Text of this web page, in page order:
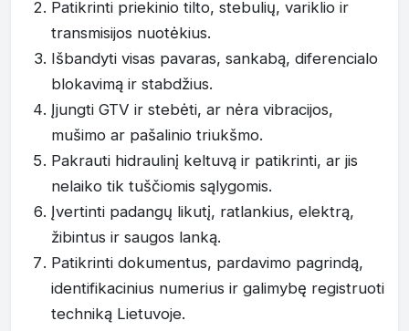
Patikrinti priekinio tilto, stebulių, variklio ir
transmisijos nuotėkius.
Išbandyti visas pavaras, sankabą, diferencialo
blokavimą ir stabdžius.
Įjungti GTV ir stebėti, ar nėra vibracijos,
mušimo ar pašalinio triukšmo.
Pakrauti hidraulinį keltuvą ir patikrinti, ar jis
nelaiko tik tuščiomis sąlygomis.
Įvertinti padangų likutį, ratlankius, elektrą,
žibintus ir saugos lanką.
Patikrinti dokumentus, pardavimo pagrindą,
identifikacinius numerius ir galimybę registruoti
techniką Lietuvoje.